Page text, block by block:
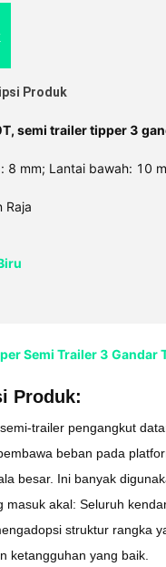
Produk
, semi trailer tipper 3
8 mm; Lantai bawah: 10
Raja
Semi Trailer 3 Gandar
Produk:
trailer pengangkut
beban pada
besar. Ini banyak
masuk akal: Seluruh
struktur rangka
ketangguhan yang baik.